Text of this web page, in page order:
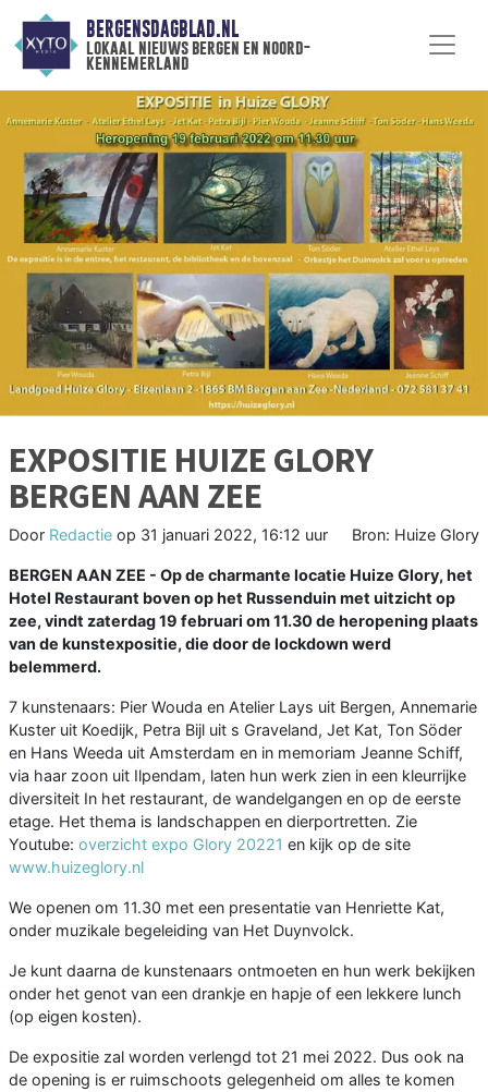
BERGENSDAGBLAD.NL
lokaal nieuws bergen en noord-
kennemerland
EXPOSITIE HUIZE GLORY
BERGEN AAN ZEE
Door Redactie op 31 januari 2022, 16:12 uur Bron: Huize Glory
BERGEN AAN ZEE - Op de charmante locatie Huize Glory, het
Hotel Restaurant boven op het Russenduin met uitzicht op
zee, vindt zaterdag 19 februari om 11.30 de heropening plaats
van de kunstexpositie, die door de lockdown werd
belemmerd.
7 kunstenaars: Pier Wouda en Atelier Lays uit Bergen, Annemarie
Kuster uit Koedijk, Petra Bijl uit s Graveland, Jet Kat, Ton Söder
en Hans Weeda uit Amsterdam en in memoriam Jeanne Schiff,
via haar zoon uit Ilpendam, laten hun werk zien in een kleurrijke
diversiteit In het restaurant, de wandelgangen en op de eerste
etage. Het thema is landschappen en dierportretten. Zie
Youtube: overzicht expo Glory 20221 en kijk op de site
www.huizeglory.nl
We openen om 11.30 met een presentatie van Henriette Kat,
onder muzikale begeleiding van Het Duynvolck.
Je kunt daarna de kunstenaars ontmoeten en hun werk bekijken
onder het genot van een drankje en hapje of een lekkere lunch
(op eigen kosten).
De expositie zal worden verlengd tot 21 mei 2022. Dus ook na
de opening is er ruimschoots gelegenheid om alles te komen